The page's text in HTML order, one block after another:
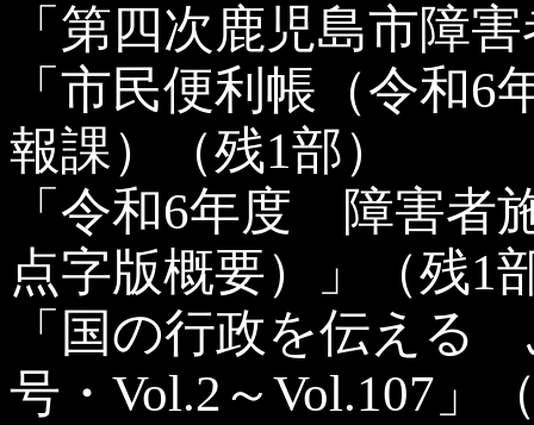
「第四次鹿児島市障
「市民便利帳（令和
報課）（残1部）
「令和6年度 障害
点字版概要）」（残1
「国の行政を伝え
号・Vol.2～Vol.107」